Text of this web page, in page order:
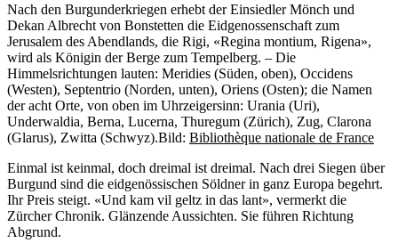
Nach den Burgunderkriegen erhebt der Einsiedler Mönch und
Dekan Albrecht von Bonstetten die Eidgenossenschaft zum
Jerusalem des Abendlands, die Rigi, «Regina montium, Rigena»,
wird als Königin der Berge zum Tempelberg. – Die
Himmelsrichtungen lauten: Meridies (Süden, oben), Occidens
(Westen), Septentrio (Norden, unten), Oriens (Osten); die Namen
der acht Orte, von oben im Uhrzeigersinn: Urania (Uri),
Underwaldia, Berna, Lucerna, Thuregum (Zürich), Zug, Clarona
(Glarus), Zwitta (Schwyz).Bild: Bibliothèque nationale de France
Einmal ist keinmal, doch dreimal ist dreimal. Nach drei Siegen über
Burgund sind die eidgenössischen Söldner in ganz Europa begehrt.
Ihr Preis steigt. «Und kam vil geltz in das lant», vermerkt die
Zürcher Chronik. Glänzende Aussichten. Sie führen Richtung
Abgrund.